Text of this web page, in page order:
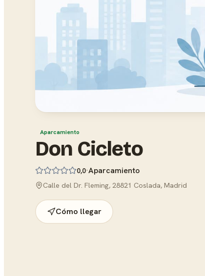
Aparcamiento
Don Cicleto
0,0·Aparcamiento
Calle del Dr. Fleming, 28821 Coslada, Madrid
Cómo llegar